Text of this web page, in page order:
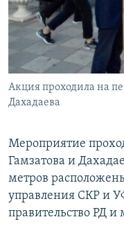
Акция проходила на
Дахадаева
Мероприятие
Гамзатова и
метров
управления СКР и
правительство РД